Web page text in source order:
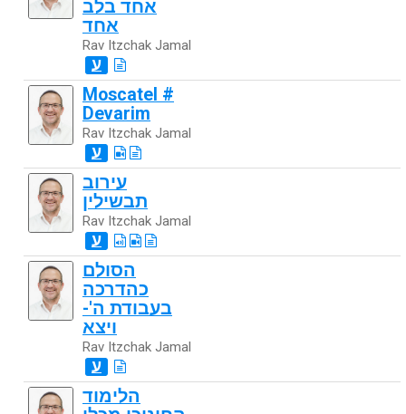
אחד בלב
אחד
Rav Itzchak Jamal
ע
Moscatel #
Devarim
Rav Itzchak Jamal
ע
עירוב
תבשילין
Rav Itzchak Jamal
ע
הסולם
כהדרכה
בעבודת ה'-
ויצא
Rav Itzchak Jamal
ע
הלימוד